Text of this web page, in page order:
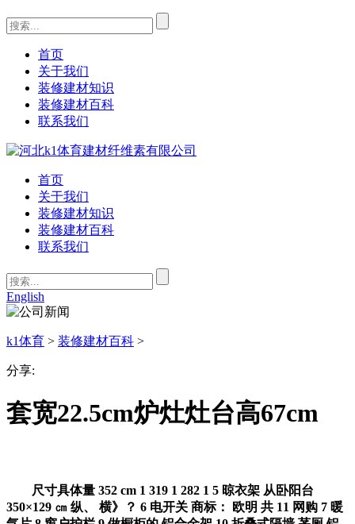
首页
关于我们
装修建材知识
装修建材百科
联系我们
首页
关于我们
装修建材知识
装修建材百科
联系我们
English
k1体育 > 装修建材百科 >
分享:
套宽22.5cm炉灶灶台高67cm
尺寸具体量 352 cm 1 319 1 282 1 5 晾衣架 从卧阳台
350×129 ㎝ 纵、 横》？ 6 电开关 商标： 欧明 共 11 网购 7 暖